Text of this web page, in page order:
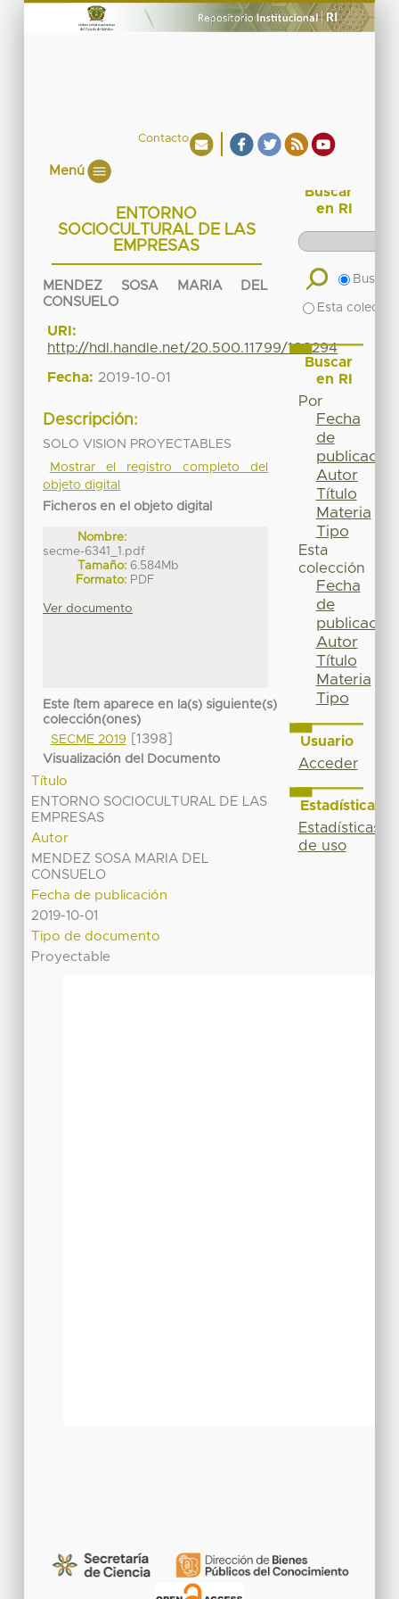
Contacto
Menú
ENTORNO
SOCIOCULTURAL DE LAS
EMPRESAS
MENDEZ SOSA MARIA DEL
CONSUELO
URI:
http://hdl.handle.net/20.500.11799/108294
Fecha: 2019-10-01
Descripción:
SOLO VISION PROYECTABLES
Mostrar el registro completo del
objeto digital
Ficheros en el objeto digital
Nombre:
secme-6341_1.pdf
Tamaño: 6.584Mb
Formato: PDF
Ver documento
Este ítem aparece en la(s) siguiente(s)
colección(ones)
SECME 2019
[1398]
Visualización del Documento
Título
ENTORNO SOCIOCULTURAL DE LAS
EMPRESAS
Autor
MENDEZ SOSA MARIA DEL
CONSUELO
Fecha de publicación
2019-10-01
Tipo de documento
Proyectable
Buscar
en RI
Buscar
Esta
Buscar
en RI
Por
Fecha
de
publicación
Autor
Título
Materia
Tipo
Esta
colección
Fecha
de
publicación
Autor
Título
Materia
Tipo
Usuario
Acceder
Estadísticas
Estadísticas
de uso